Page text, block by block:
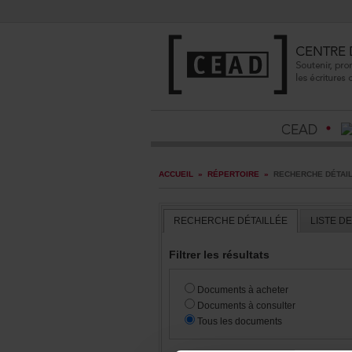
ACCUEIL » RÉPERTOIRE »
RECHERCHEDÉTAILLÉE
Filtrerlesrésultats
Documentsàacheter
Documentsàconsulter
Touslesdocuments